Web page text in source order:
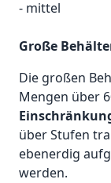
Große
Die großen
Mengen über
über Stufen
ebenerdig
werden.